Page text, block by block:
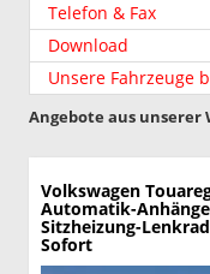
Telefon & Fax
Download
Unsere Fahrzeuge
Angebote aus unserer
Volkswagen
Automatik-
Sitzheizung-
Sofort